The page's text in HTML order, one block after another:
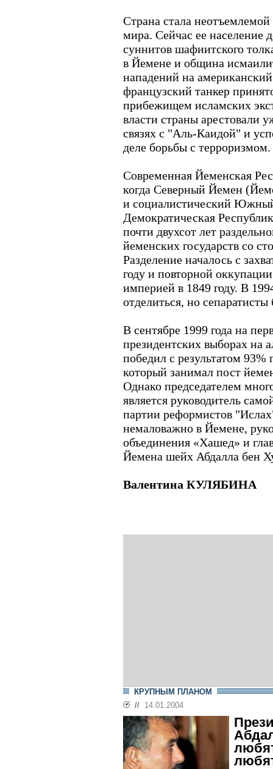
Страна стала
мира. Сейчас ее население
суннитов шафиитского
в Йемене и община
нападений на
французский танкер
прибежищем исламских
власти страны арестовали
связях с "Аль-Каидой" и
деле борьбы с терроризмом.
Современная Йеменская
когда Северный Йемен
и социалистический
Демократическая
почти двухсот лет
йеменских государств со
Разделение началось с
году и повторной
империей в 1849 году. В
отделиться, но
В сентябре 1999 года на
президентских выборах на
победил с результатом
который занимал пост
Однако председателем
является руководитель
партии реформистов
немаловажно в Йемене,
объединения «Хашед» и
Йемена шейх Абдалла бен
Валентина КУЛЯБИНА
КРУПНЫМ ПЛАНОМ
// 14.01.2004